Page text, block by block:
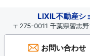
LIXIL不動産シ
〒275-0011 千葉県習志
お問い合わせ